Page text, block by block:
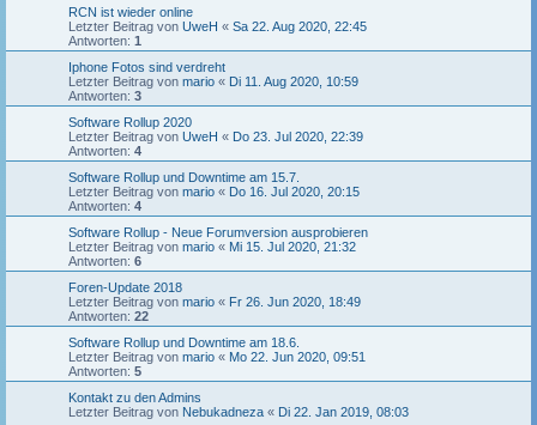
RCN ist wieder online
Letzter Beitrag von UweH « Sa 22. Aug 2020, 22:45
Antworten: 1
Iphone Fotos sind verdreht
Letzter Beitrag von mario « Di 11. Aug 2020, 10:59
Antworten: 3
Software Rollup 2020
Letzter Beitrag von UweH « Do 23. Jul 2020, 22:39
Antworten: 4
Software Rollup und Downtime am 15.7.
Letzter Beitrag von mario « Do 16. Jul 2020, 20:15
Antworten: 4
Software Rollup - Neue Forumversion ausprobieren
Letzter Beitrag von mario « Mi 15. Jul 2020, 21:32
Antworten: 6
Foren-Update 2018
Letzter Beitrag von mario « Fr 26. Jun 2020, 18:49
Antworten: 22
Software Rollup und Downtime am 18.6.
Letzter Beitrag von mario « Mo 22. Jun 2020, 09:51
Antworten: 5
Kontakt zu den Admins
Letzter Beitrag von Nebukadneza « Di 22. Jan 2019, 08:03